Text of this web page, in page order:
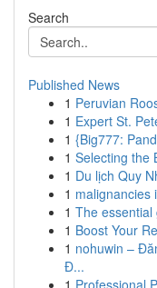
Search
Published News
1 Peruvian
1 Expert St.
1 {Big777:
1 Selecting the
1 Du lịch Quy
1 malignancies
1 The
1 Boost Your
1 nohuwin –
Đ...
1 Professional